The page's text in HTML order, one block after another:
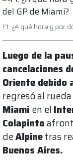
F1: ¿A qué hora y por
Luego de la
cancelaciones
Oriente debido
regresó al
Miami en el
Colapinto
deAlpinetras
Buenos Aires.